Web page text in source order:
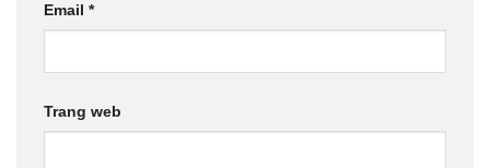
Email *
Trang web